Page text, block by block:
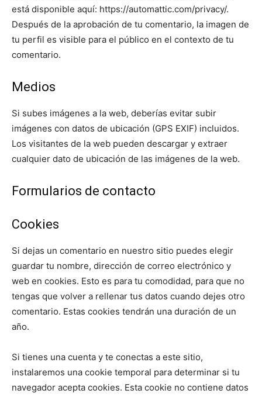
está disponible aquí: https://automattic.com/privacy/.
Después de la aprobación de tu comentario, la imagen de
tu perfil es visible para el público en el contexto de tu
comentario.
Medios
Si subes imágenes a la web, deberías evitar subir
imágenes con datos de ubicación (GPS EXIF) incluidos.
Los visitantes de la web pueden descargar y extraer
cualquier dato de ubicación de las imágenes de la web.
Formularios de contacto
Cookies
Si dejas un comentario en nuestro sitio puedes elegir
guardar tu nombre, dirección de correo electrónico y
web en cookies. Esto es para tu comodidad, para que no
tengas que volver a rellenar tus datos cuando dejes otro
comentario. Estas cookies tendrán una duración de un
año.
Si tienes una cuenta y te conectas a este sitio,
instalaremos una cookie temporal para determinar si tu
navegador acepta cookies. Esta cookie no contiene datos